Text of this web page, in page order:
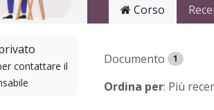
contattare il
Corso
Documento 1
Ordina per: Più